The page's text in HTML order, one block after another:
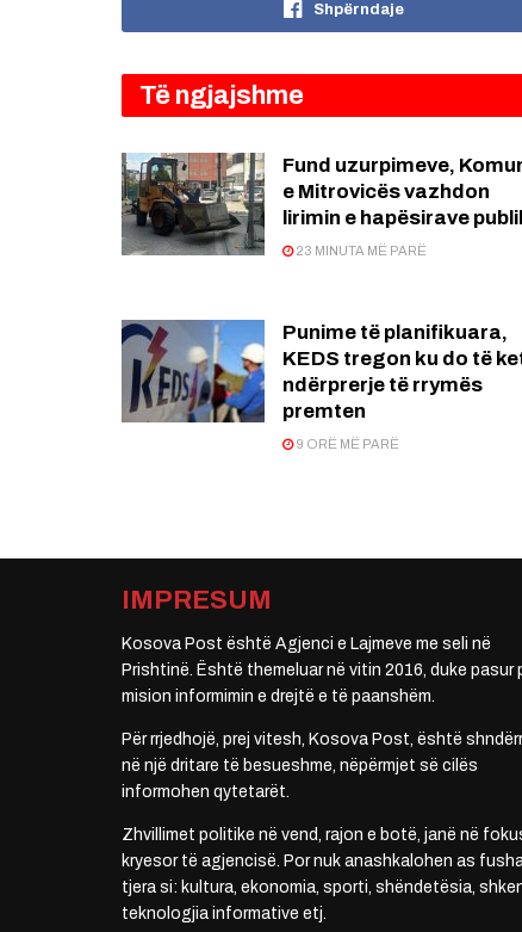
Shpërndaje
Të ngjajshme
Fund uzurpimeve,
e Mitrovicës vazhdon
lirimin e hapësirave
23 MINUTA MË PARË
Punime të planifikuara,
KEDS tregon ku do të
ndërprerje të rrymës
premten
9 ORË MË PARË
IMPRESUM
Kosova Post është Agjenci e Lajmeve me seli në
Prishtinë. Është themeluar në vitin 2016, duke pasur
mision informimin e drejtë e të paanshëm.
Për rrjedhojë, prej vitesh, Kosova Post, është
në një dritare të besueshme, nëpërmjet së cilës
informohen qytetarët.
Zhvillimet politike në vend, rajon e botë, janë në
kryesor të agjencisë. Por nuk anashkalohen as
tjera si: kultura, ekonomia, sporti, shëndetësia,
teknologjia informative etj.